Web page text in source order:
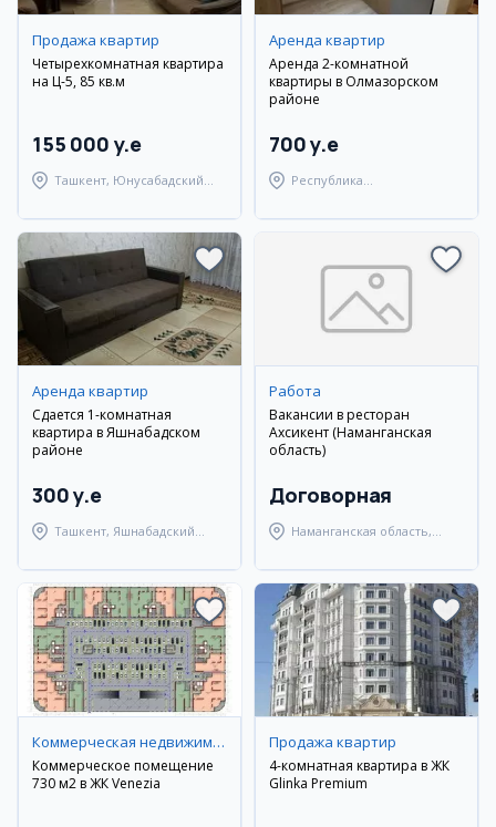
Продажа квартир
Четырехкомнатная квартира
на Ц-5, 85 кв.м
155 000 y.e
Ташкент, Юнусабадский
Аренда квартир
Аренда 2-комнатной
квартиры в Олмазорском
районе
700 y.e
Республика
Берунийский район
Аренда квартир
Сдается 1-комнатная
квартира в Яшнабадском
районе
300 y.e
Ташкент, Яшнабадский
Работа
Вакансии в ресторан
Ахсикент (Наманганская
область)
Договорная
Наманганская область,
Коммерческая недвижимость
Коммерческое помещение
730 м2 в ЖК Venezia
Продажа квартир
4-комнатная квартира в ЖК
Glinka Premium